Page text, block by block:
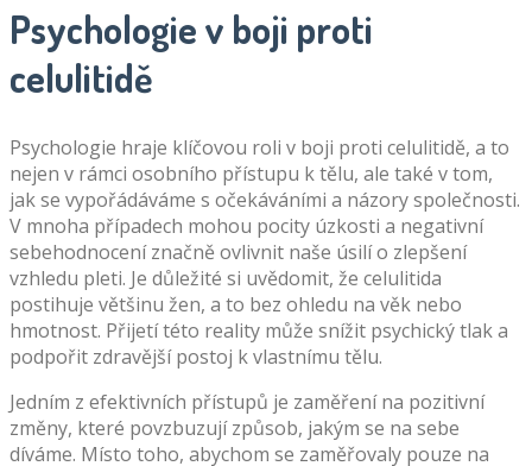
Psychologie v boji proti
celulitidě
Psychologie hraje klíčovou roli v boji proti celulitidě, a to
nejen v rámci osobního přístupu k tělu, ale také v tom,
jak se vypořádáváme s očekáváními a názory společnosti.
V mnoha případech mohou pocity úzkosti a negativní
sebehodnocení značně ovlivnit naše úsilí o zlepšení
vzhledu pleti. Je důležité si uvědomit, že celulitida
postihuje většinu žen, a to bez ohledu na věk nebo
hmotnost. Přijetí této reality může snížit psychický tlak a
podpořit zdravější postoj k vlastnímu tělu.
Jedním z efektivních přístupů je zaměření na pozitivní
změny, které povzbuzují způsob, jakým se na sebe
díváme. Místo toho, abychom se zaměřovaly pouze na